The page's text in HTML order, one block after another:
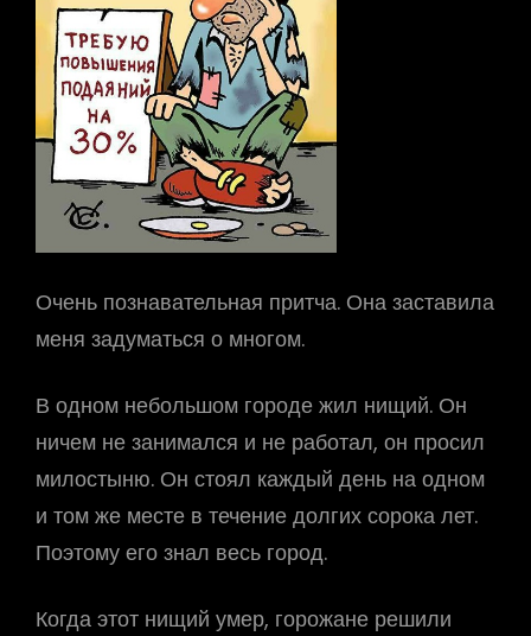
Очень познавательная притча. Она заставила
меня задуматься о многом.
В одном небольшом городе жил нищий. Он
ничем не занимался и не работал, он просил
милостыню. Он стоял каждый день на одном
и том же месте в течение долгих сорока лет.
Поэтому его знал весь город.
Когда этот нищий умер, горожане решили